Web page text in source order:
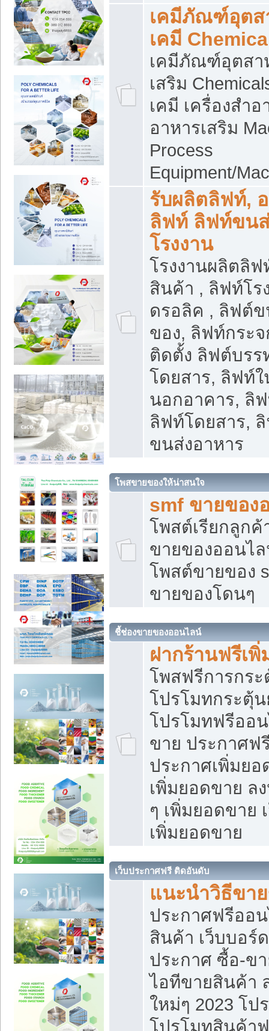
เคมีภัณฑ์อุตส
เคมี
เคมีภัณฑ์อุตสา
เสริม
เคมี เครื่องสำ
อาหารเสริม
Process
Equipment/
รับผลิตลิฟท์,
ลิฟท์ ลิฟท์ขน
โรงงาน
โรงงานผลิตลิ
สินค้า , ลิฟท์โร
ดรอลิค , ลิฟต์
ของ, ลิฟท์กระ
ติดตั้ง ลิฟต์บร
โดยสาร, ลิฟท์
นอกอาคาร, ลิ
ลิฟท์โดยสาร,
ขนส่งอาหาร
โพสขายของให้น่าสนใจ
smf ขายของ
โพสต์เรียกลูกค้
ขายของออนไ
โพสต์ขายของ
ขายของโดนๆ
ชี้ช่องขายของออนไลน์
ฝากร้านฟรีเ
โพสฟรีการกร
โปรโมทกระตุ้
โปรโมทฟรีออ
ขาย ประกาศฟ
ประกาศเพิ่มย
เพิ่มยอดขาย ล
ๆ เพิ่มยอดขาย
เพิ่มยอดขาย
เว็บประกาศฟรี ติดอันดับ
แนะนำวิธีขา
ประกาศฟรีออ
สินค้า เว็บบอร์
ประกาศ ซื้อ-ข
ไอทีขายสินค้า
ใหม่ๆ 2023 โป
โปรโมทสินค้า